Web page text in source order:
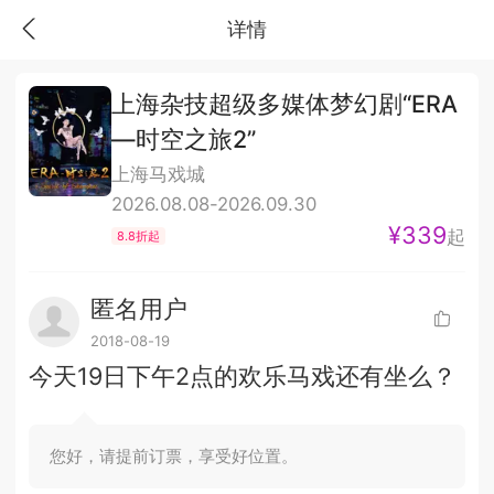
详情
上海杂技超级多媒体梦幻剧“ERA
—时空之旅2”
上海马戏城
2026.08.08-2026.09.30
8.8折起 ¥339起
匿名用户
2018-08-19
今天19日下午2点的欢乐马戏还有坐么？
您好，请提前订票，享受好位置。